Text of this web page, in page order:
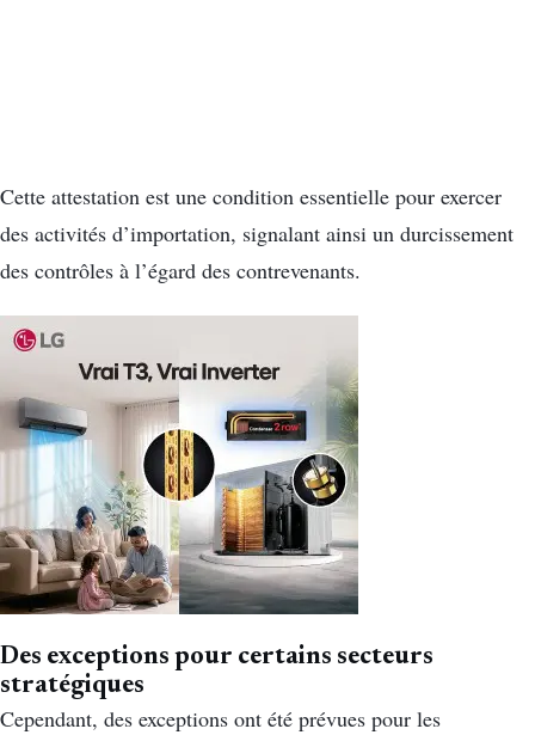
Cette attestation est une condition essentielle pour exercer
des activités d’importation, signalant ainsi un durcissement
des contrôles à l’égard des contrevenants.
Des exceptions pour certains secteurs
stratégiques
Cependant, des exceptions ont été prévues pour les